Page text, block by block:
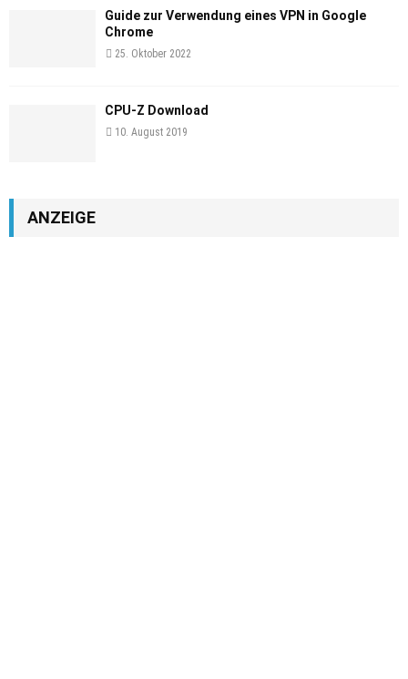
Guide zur Verwendung eines VPN in Google
Chrome
25. Oktober 2022
CPU-Z Download
10. August 2019
ANZEIGE